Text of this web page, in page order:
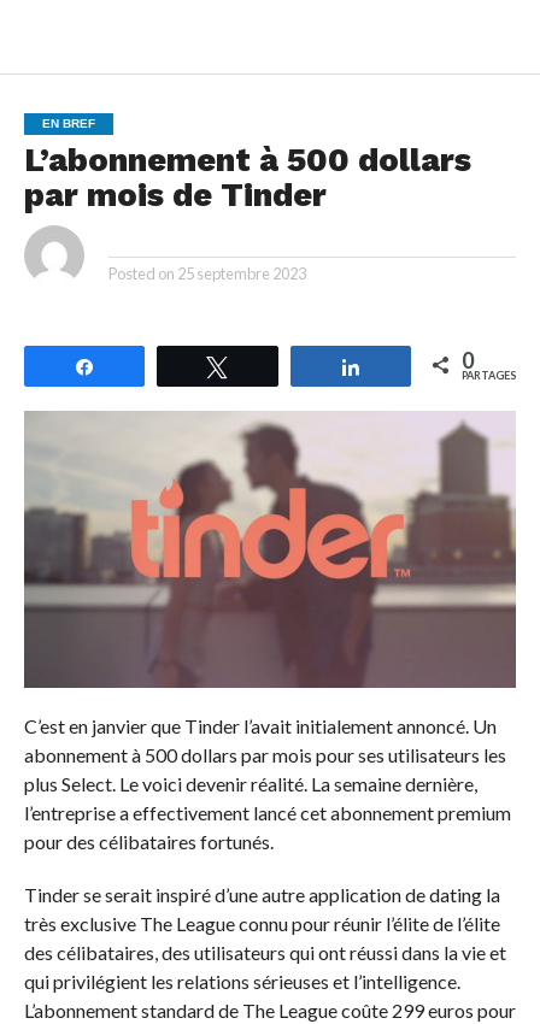
EN BREF
L’abonnement à 500 dollars
par mois de Tinder
Posted on 25 septembre 2023
Partagez 0
PARTAGES
C’est en janvier que Tinder l’avait initialement annoncé. Un
abonnement à 500 dollars par mois pour ses utilisateurs les
plus Select. Le voici devenir réalité. La semaine dernière,
l’entreprise a effectivement lancé cet abonnement premium
pour des célibataires fortunés.
Tinder se serait inspiré d’une autre application de dating la
très exclusive The League connu pour réunir l’élite de l’élite
des célibataires, des utilisateurs qui ont réussi dans la vie et
qui privilégient les relations sérieuses et l’intelligence.
L’abonnement standard de The League coûte 299 euros pour